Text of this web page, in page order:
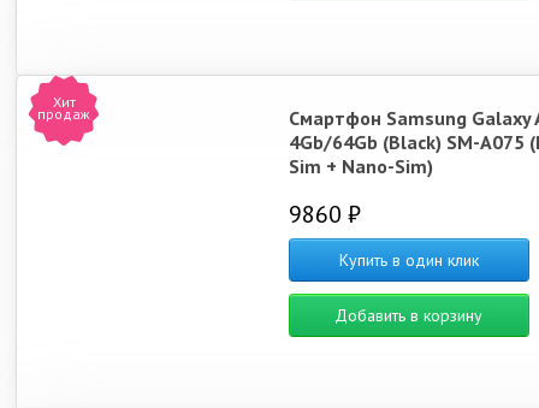
Хит
продаж
Смартфон Samsung Galaxy
4Gb/64Gb (Black) SM-A075
Sim + Nano-Sim)
9860 ₽
Купить в один клик
Добавить в корзину